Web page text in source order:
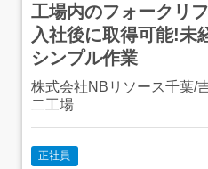
工場内のフォークリ
入社後に取得可能!未
シンプル作業
株式会社NBリソース千葉/
二工場
正社員